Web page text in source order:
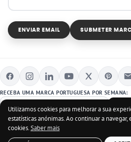
Utilizamos cookies para melhorar a sua
estatísticas anónimas. Ao continuar a navegar,
cookies.Saber mais
ENVIAR EMAIL SUBMETER
RECEBA UMA MARCA PORTUGUESA POR SEMANA:
COPYRIGHT © MARCAS PORTUGUESAS LISTADAS E